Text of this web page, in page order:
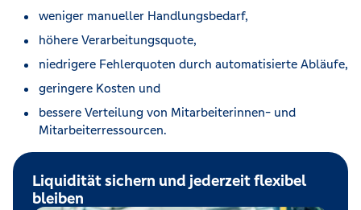
weniger manueller Handlungsbedarf,
höhere Verarbeitungsquote,
niedrigere Fehlerquoten durch automatisierte Abläufe,
geringere Kosten und
bessere Verteilung von Mitarbeiterinnen- und
Mitarbeiterressourcen.
Liquidität sichern und jederzeit flexibel
bleiben